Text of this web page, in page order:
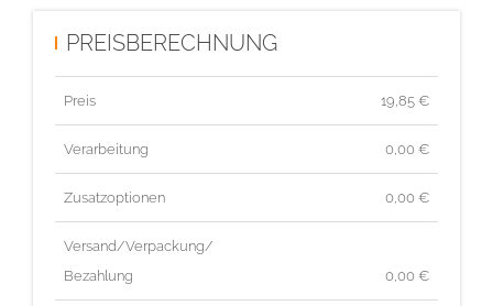
PREISBERECHNUNG
Preis 19,85 €
Verarbeitung 0,00 €
Zusatzoptionen 0,00 €
Versand/Verpackung/
Bezahlung
0,00 €